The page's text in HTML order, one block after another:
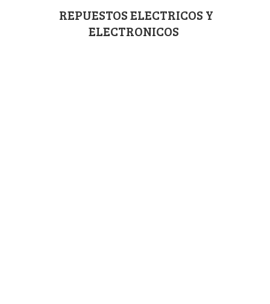
REPUESTOS ELECTRICOS Y
ELECTRONICOS